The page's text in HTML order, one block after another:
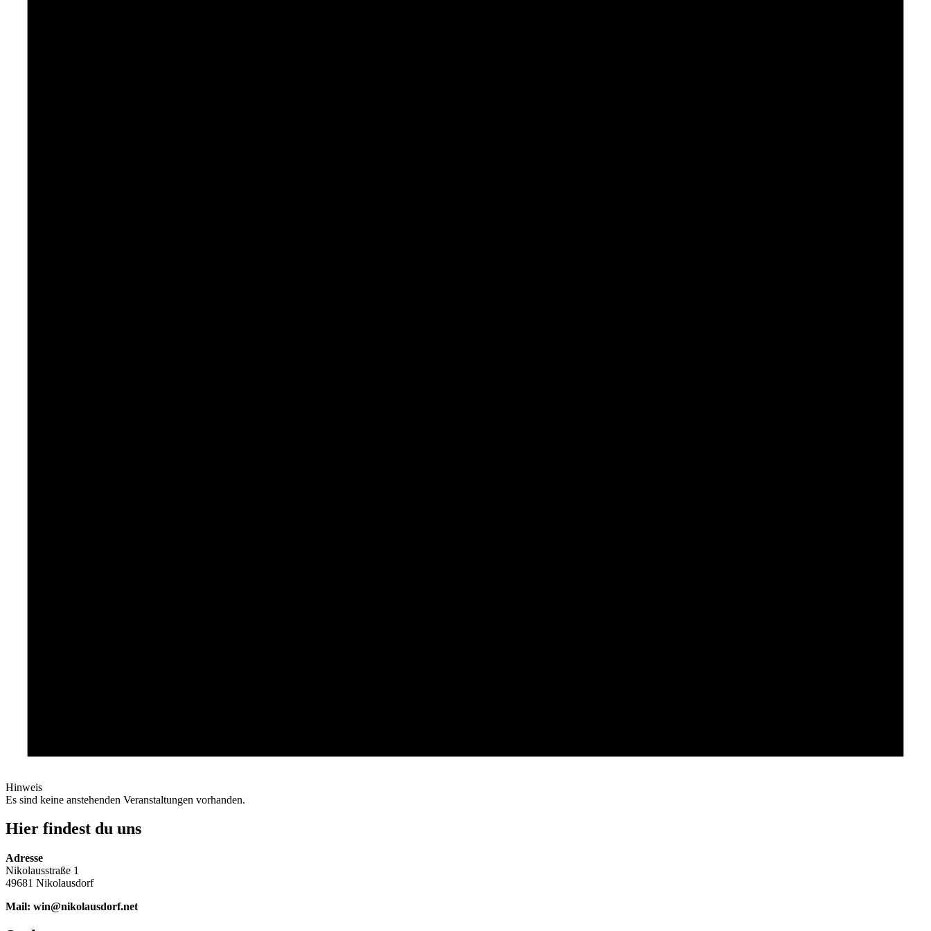
Hinweis
Es sind keine anstehenden Veranstaltungen vorhanden.
Hier findest du uns
Adresse
Nikolausstraße 1
49681 Nikolausdorf
Mail: win@nikolausdorf.net